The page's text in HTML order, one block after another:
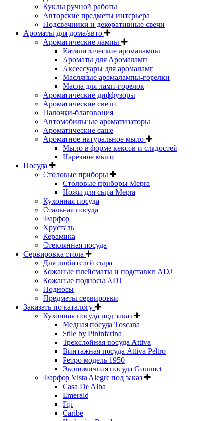
Куклы ручной работы
Авторские предметы интерьера
Подсвечники и декоративные свечи
Ароматы для дома/авто
Ароматические лампы
Каталитические аромалампы
Ароматы для Аромаламп
Аксессуары для аромаламп
Масляные аромалампы-горелки
Масла для ламп-горелок
Ароматические диффузоры
Ароматические свечи
Палочки-благовония
Автомобильные ароматизаторы
Ароматические саше
Ароматное натуральное мыло
Мыло в форме кексов и сладостей
Нарезное мыло
Посуда
Столовые приборы
Столовые приборы Mepra
Ножи для сыра Mepra
Кухонная посуда
Стальная посуда
Фарфор
Хрусталь
Керамика
Стеклянная посуда
Сервировка стола
Для любителей сыра
Кожаные плейсматы и подставки ADJ
Кожаные подносы ADJ
Подносы
Предметы сервировки
Заказать по каталогу
Кухонная посуда под заказ
Медная посуда Toscana
Stile by Pininfarina
Трехслойная посуда Attiva
Винтажная посуда Attiva Peltro
Ретро модель 1950
Экономичная посуда Gourmet
Фарфор Vista Alegre под заказ
Casa De Alba
Emerald
Fiji
Caribe